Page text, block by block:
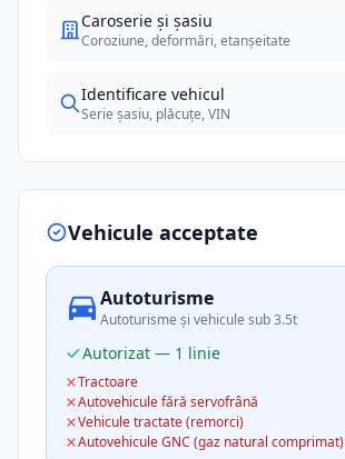
Caroserie și șasiu
Coroziune, deformări, etanșeitate
Identificare vehicul
Serie șasiu, plăcuțe, VIN
Vehicule acceptate
Autoturisme
Autoturisme și vehicule sub 3.5t
Autorizat — 1 linie
Tractoare
Autovehicule fără servofrână
Vehicule tractate (remorci)
Autovehicule GNC (gaz natural comprimat)